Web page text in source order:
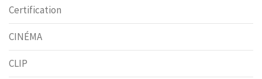
Certification
CINÉMA
CLIP